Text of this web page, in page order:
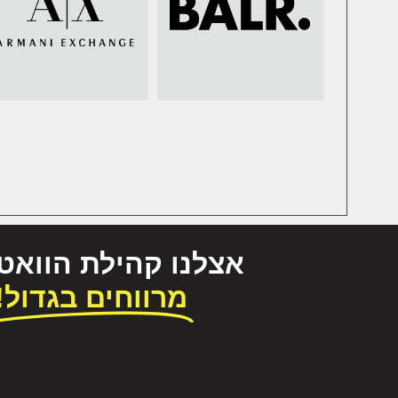
אצלנו קהילת
מרווחים